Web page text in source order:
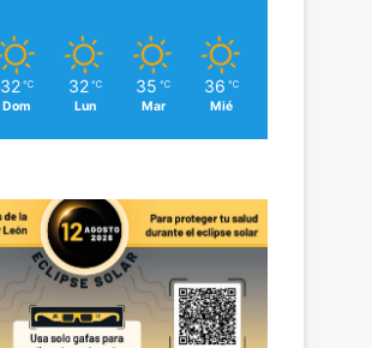
32 ℃
Dom
32 ℃
Lun
35 ℃
Mar
36 ℃
Mié